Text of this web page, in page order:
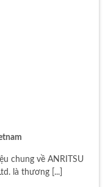
chung về ANRITSU
là thương [...]